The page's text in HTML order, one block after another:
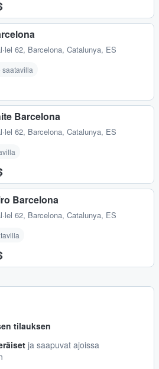
62, Barcelona, Catalunya, ES
saatavilla
Barcelona
62, Barcelona, Catalunya, ES
Barcelona
62, Barcelona, Catalunya, ES
tilauksen
ja saapuvat ajoissa